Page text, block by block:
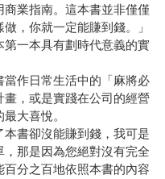
業指南。這本書並非僅僅
，你就一定能賺到錢。」
一本具有劃時代意義的實
作日常生活中的「麻將必
，或是實踐在公司的經營
大喜悅。
書卻沒能賺到錢，我可是
那是因為您絕對沒有完全
分之百地依照本書的內容